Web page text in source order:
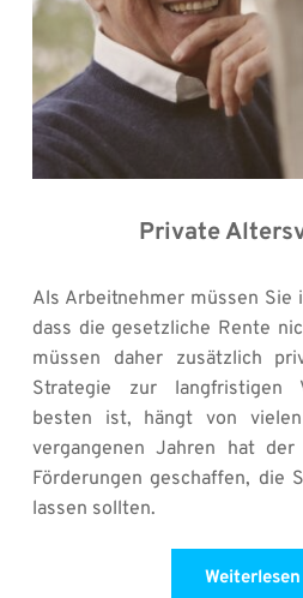
Private
Als Arbeitnehmer müssen Sie
dass die gesetzliche Rente
müssen daher zusätzlich
Strategie zur langfristigen
besten ist, hängt von
vergangenen Jahren hat
Förderungen geschaffen, die
lassen sollten.
Weiterlesen